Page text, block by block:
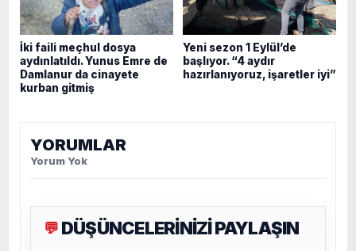
İki faili meçhul dosya
aydınlatıldı. Yunus Emre de
Damlanur da cinayete
kurban gitmiş
Yeni sezon 1 Eylül’de
başlıyor. “4 aydır
hazırlanıyoruz, işaretler iyi”
YORUMLAR
Yorum Yok
💬 DÜŞÜNCELERİNİZİ PAYLAŞIN